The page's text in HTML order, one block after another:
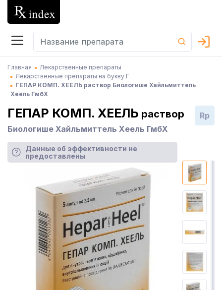
Главная
Лекарственные препараты
Лекарственные препараты на букву Г
ГЕПАР КОМП. ХЕЕЛЬ раствор Биологише Хайльмиттель
Хеель ГмбХ
ГЕПАР КОМП. ХЕЕЛЬ раствор
Биологише Хайльмиттель Хеель ГмбХ
Rp
Данные об эффективности не
предоставлены